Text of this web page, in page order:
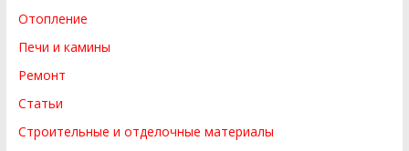
Отопление
Печи и камины
Ремонт
Статьи
Строительные и отделочные материалы